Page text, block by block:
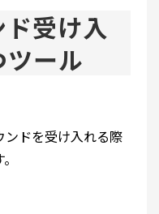
受け入
ール
ンドを受け入れる際